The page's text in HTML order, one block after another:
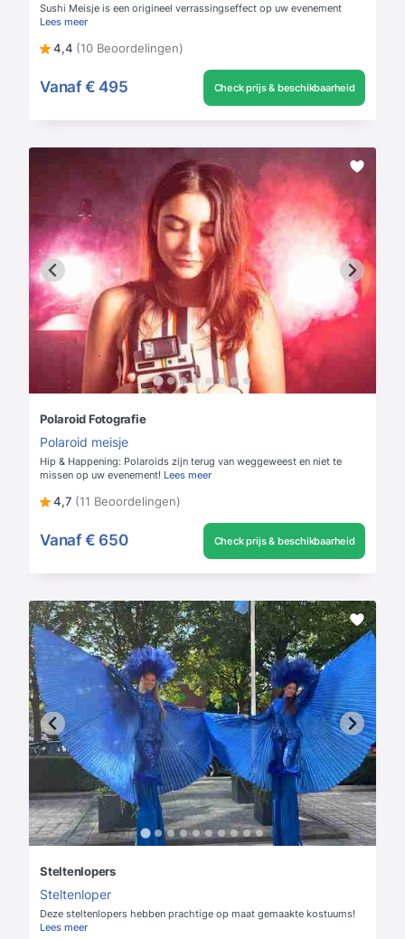
Sushi Meisje is een origineel verrassingseffect op uw evenement
Lees meer
4,4 (10 Beoordelingen)
Vanaf € 495 Check prijs & beschikbaarheid
Polaroid Fotografie
Polaroid meisje
Hip & Happening: Polaroids zijn terug van weggeweest en niet te
missen op uw evenement! Lees meer
4,7 (11 Beoordelingen)
Vanaf € 650 Check prijs & beschikbaarheid
Steltenlopers
Steltenloper
Deze steltenlopers hebben prachtige op maat gemaakte kostuums!
Lees meer